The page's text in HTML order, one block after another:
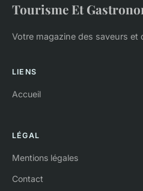
Tourisme Et
Votre magazine des saveurs et
LIENS
Accueil
LÉGAL
Mentions légales
Contact